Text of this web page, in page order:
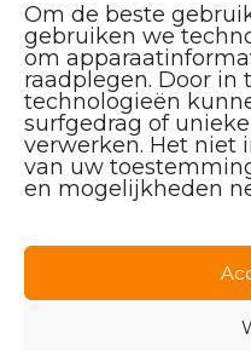
Om de beste
gebruiken we
om
raadplegen. Door
technologieën
surfgedrag of
verwerken. Het niet
van uw
en mogelijkheden